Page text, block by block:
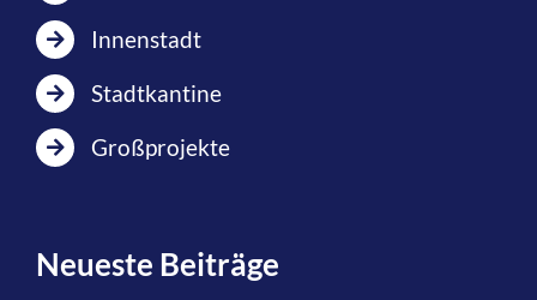
Innenstadt
Stadtkantine
Großprojekte
Neueste Beiträge